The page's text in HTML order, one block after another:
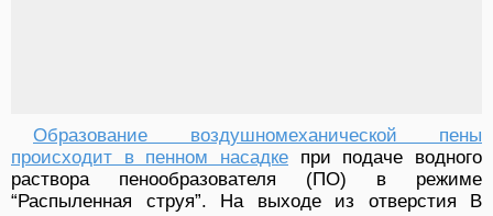
Образование воздушномеханической пены
происходит в пенном насадке при подаче водного
раствора пенообразователя (ПО) в режиме
“Распыленная струя”. На выходе из отверстия В